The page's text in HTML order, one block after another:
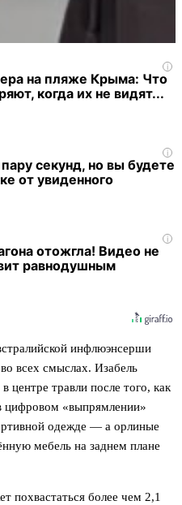
i
на пляже Крыма: Что
когда их не видят...
i
секунд, но вы будете
от увиденного
i
отожгла! Видео не
равнодушным
инфлюэнсерши
всех смыслах. Изабель
центре травли после того, как
цифровом «выпрямлении»
одежде — а орлиные
мебель на заднем плане
похвастаться более чем 2,1